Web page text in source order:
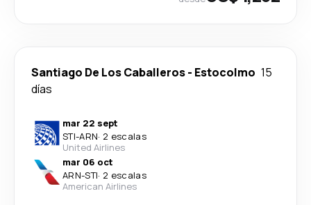
Santiago De Los Caballeros- Estocolmo 15
días
mar 22 sept
STI-ARN· 2 escalas
United Airlines
mar 06 oct
ARN-STI· 2 escalas
American Airlines